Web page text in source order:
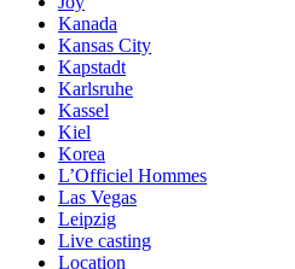
Kanada
Kansas City
Kapstadt
Karlsruhe
Kassel
Kiel
Korea
L’Officiel Hommes
Las Vegas
Leipzig
Live casting
Location